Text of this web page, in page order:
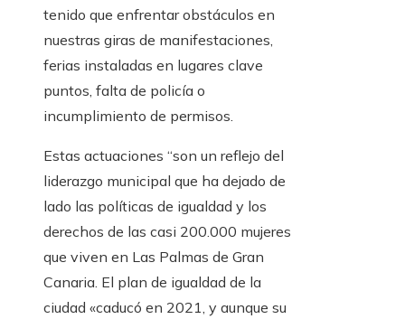
tenido que enfrentar obstáculos en
nuestras giras de manifestaciones,
ferias instaladas en lugares clave
puntos, falta de policía o
incumplimiento de permisos.
Estas actuaciones “son un reflejo del
liderazgo municipal que ha dejado de
lado las políticas de igualdad y los
derechos de las casi 200.000 mujeres
que viven en Las Palmas de Gran
Canaria. El plan de igualdad de la
ciudad «caducó en 2021, y aunque su